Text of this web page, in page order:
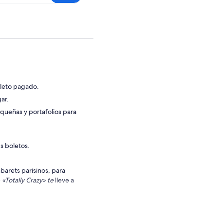
pagado.
y portafolios para
boletos.
parisinos, para
«Totally Crazy» telleve a